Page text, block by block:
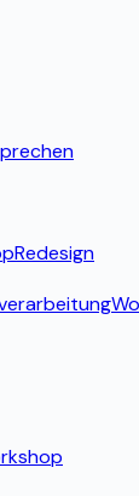
Redesign